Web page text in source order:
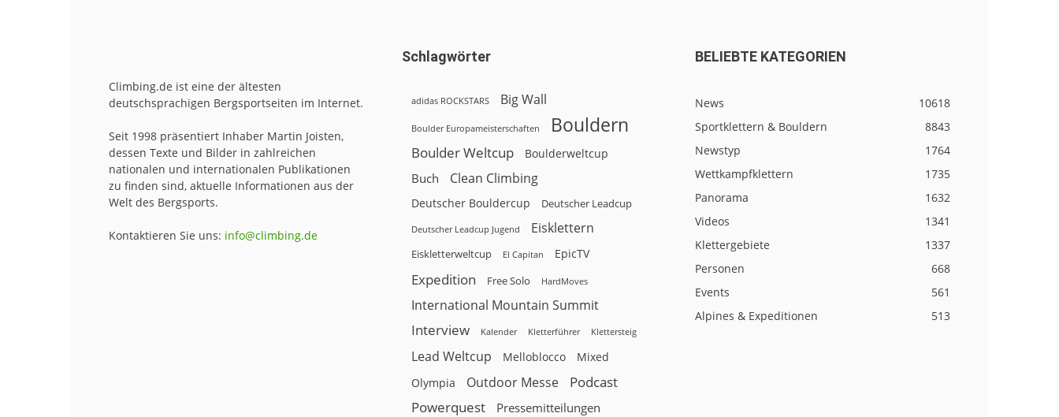
Climbing.de ist eine der ältesten
deutschsprachigen Bergsportseiten im Internet.
Seit 1998 präsentiert Inhaber Martin Joisten,
dessen Texte und Bilder in zahlreichen
nationalen und internationalen Publikationen
zu finden sind, aktuelle Informationen aus der
Welt des Bergsports.
Kontaktieren Sie uns: info@climbing.de
Schlagwörter
adidas ROCKSTARS Big Wall
Boulder Europameisterschaften Bouldern
Boulder Weltcup Boulderweltcup
Buch Clean Climbing
Deutscher Bouldercup Deutscher Leadcup
Deutscher Leadcup Jugend Eisklettern
Eiskletterweltcup El Capitan EpicTV
Expedition Free Solo HardMoves
International Mountain Summit
Interview Kalender Kletterführer Klettersteig
Lead Weltcup Melloblocco Mixed
Olympia Outdoor Messe
Podcast
Powerquest
Pressemitteilungen
BELIEBTE KATEGORIEN
News
10618
Sportklettern & Bouldern
8843
Newstyp
1764
Wettkampfklettern
1735
Panorama
1632
Videos
1341
Klettergebiete
1337
Personen
668
Events
561
Alpines & Expeditionen
513